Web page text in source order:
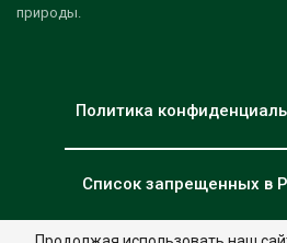
природы.
Политика
Список запрещенных в